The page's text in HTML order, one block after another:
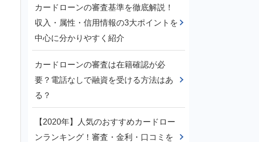
カードローンの審査基準を徹底解説！
収入・属性・信用情報の3大ポイントを
中心に分かりやすく紹介
カードローンの審査は在籍確認が必
要？電話なしで融資を受ける方法はあ
る？
【2020年】人気のおすすめカードロー
ンランキング！審査・金利・口コミを